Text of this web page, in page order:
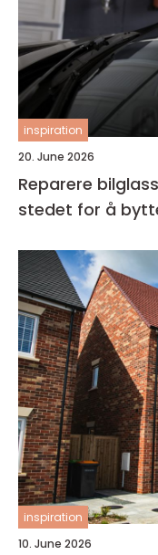
inspiration
20. June 2026
Reparere bilglass når lønner det seg å fikse i
stedet for å
inspiration
10. June 2026